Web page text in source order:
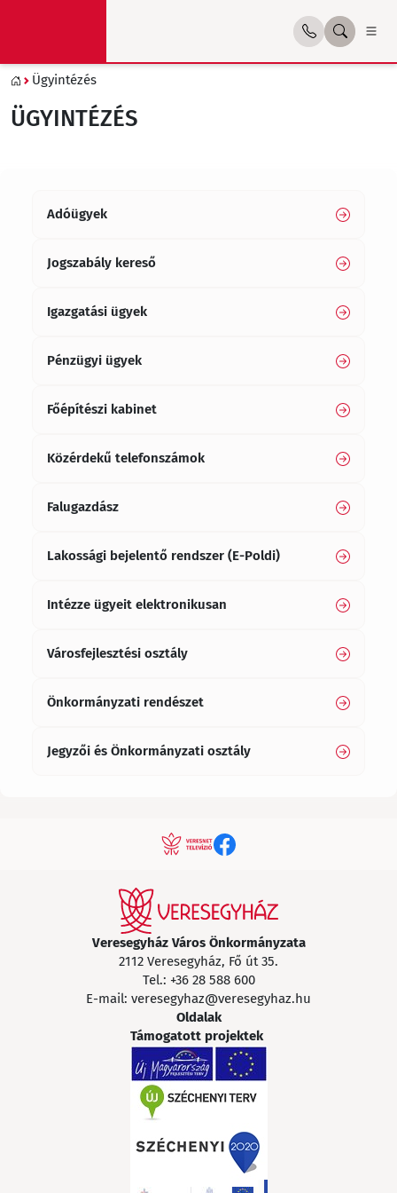
Ügyintézés
ÜGYINTÉZÉS
Adóügyek
Jogszabály kereső
Igazgatási ügyek
Pénzügyi ügyek
Főépítészi kabinet
Közérdekű telefonszámok
Falugazdász
Lakossági bejelentő rendszer (E-Poldi)
Intézze ügyeit elektronikusan
Városfejlesztési osztály
Önkormányzati rendészet
Jegyzői és Önkormányzati osztály
Veresegyház Város Önkormányzata
2112 Veresegyház, Fő út 35.
Tel.: +36 28 588 600
E-mail: veresegyhaz@veresegyhaz.hu
Oldalak
Támogatott projektek